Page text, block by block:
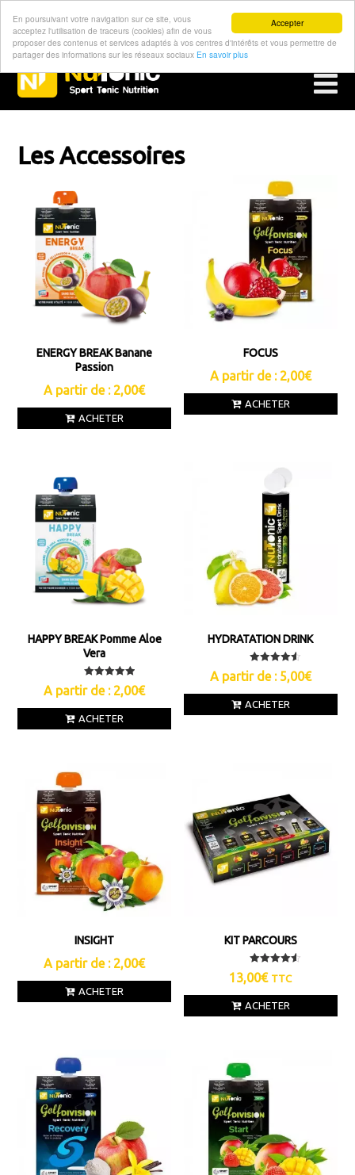
Accepter
En poursuivant votre navigation sur ce site, vous
acceptez l'utilisation de traceurs (cookies) afin de vous
proposer des contenus et services adaptés à vos centres d'intérêts et vous permettre de
partager des informations sur les réseaux sociaux En savoir plus
Les Accessoires
ENERGY BREAK Banane
Passion
A partir de : 2,00€
ACHETER
FOCUS
A partir de : 2,00€
ACHETER
HAPPY BREAK Pomme Aloe
Vera
Note
5.00
A partir de : 2,00€
ACHETER
HYDRATATION DRINK
Note
4.50
A partir de : 5,00€
ACHETER
INSIGHT
A partir de : 2,00€
ACHETER
KIT PARCOURS
Note
4.50
13,00€ TTC
ACHETER